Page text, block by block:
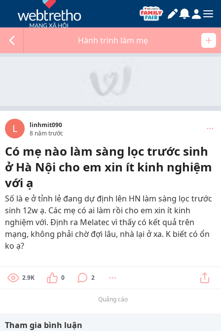
Hành trình làm mẹ
L
linhmit090
8 năm trước
Có mẹ nào làm sàng lọc trước sinh
ở Hà Nội cho em xin ít kinh nghiệm
với ạ
Số là e ở tỉnh lẻ đang dự định lên HN làm sàng lọc trước
sinh 12w ạ. Các mẹ có ai làm rồi cho em xin ít kinh
nghiệm với. Định ra Melatec vì thấy có kết quả trên
mạng, không phải chờ đợi lâu, nhà lại ở xa. K biết có ổn
ko ạ?
2.9K 0 2
Quảng cáo
Tham gia bình luận